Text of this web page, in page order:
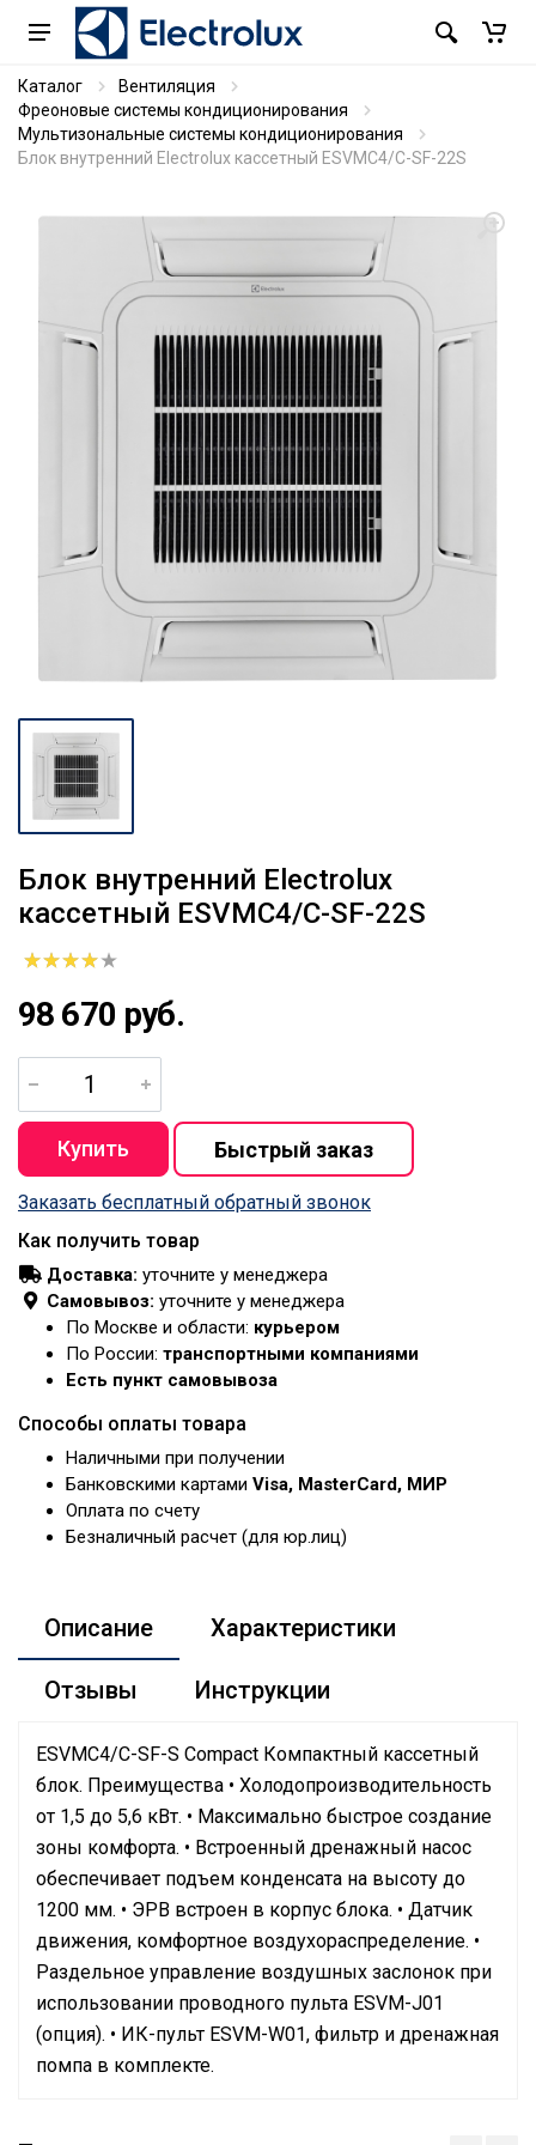
Каталог
Вентиляция
Фреоновые системы кондиционирования
Мультизональные системы кондиционирования
Блок внутренний Electrolux кассетный ESVMC4/C-SF-22S
Блок внутренний Electrolux
кассетный ESVMC4/C-SF-22S
98 670 руб.
Заказать бесплатный обратный звонок
Как получить товар
Доставка: уточните у менеджера
Самовывоз: уточните у менеджера
По Москве и области: курьером
По России: транспортными компаниями
Есть пункт самовывоза
Способы оплаты товара
Наличными при получении
Банковскими картами Visa, MasterCard, МИР
Оплата по счету
Безналичный расчет (для юр.лиц)
Описание Характеристики
Отзывы Инструкции
ESVMC4/C-SF-S Compact Компактный кассетный
блок. Преимущества • Холодопроизводительность
от 1,5 до 5,6 кВт. • Максимально быстрое создание
зоны комфорта. • Встроенный дренажный насос
обеспечивает подъем конденсата на высоту до
1200 мм. • ЭРВ встроен в корпус блока. • Датчик
движения, комфортное воздухораспределение. •
Раздельное управление воздушных заслонок при
использовании проводного пульта ESVM-J01
(опция). • ИК-пульт ESVM-W01, фильтр и дренажная
помпа в комплекте.